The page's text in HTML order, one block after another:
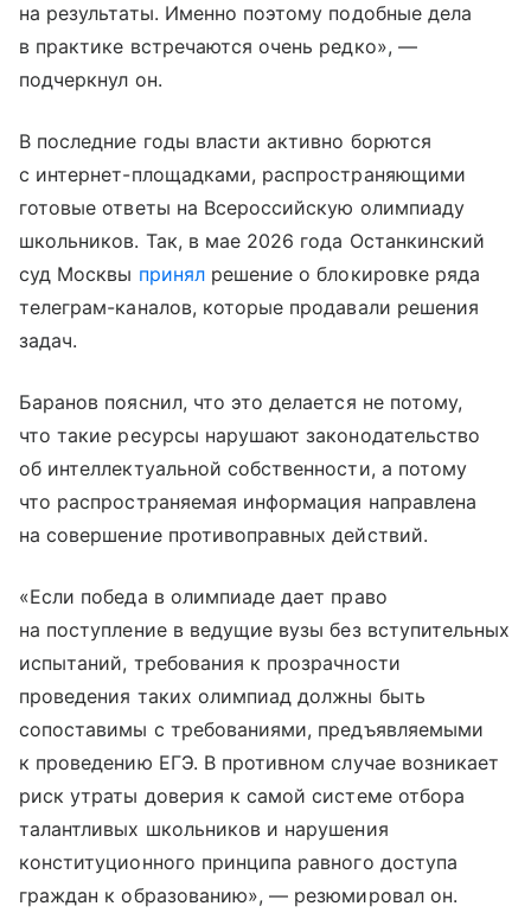
на результаты. Именно поэтому подобные дела
в практике встречаются очень редко», —
подчеркнул он.
В последние годы власти активно борются
с интернет-площадками, распространяющими
готовые ответы на Всероссийскую олимпиаду
школьников. Так, в мае 2026 года Останкинский
суд Москвы принялрешение о блокировке ряда
телеграм-каналов, которые продавали решения
задач.
Баранов пояснил, что это делается не потому,
что такие ресурсы нарушают законодательство
об интеллектуальной собственности, а потому
что распространяемая информация направлена
на совершение противоправных действий.
«Если победа в олимпиаде дает право
на поступление в ведущие вузы без вступительных
испытаний, требования к прозрачности
проведения таких олимпиад должны быть
сопоставимы с требованиями, предъявляемыми
к проведению ЕГЭ. В противном случае возникает
риск утраты доверия к самой системе отбора
талантливых школьников и нарушения
конституционного принципа равного доступа
граждан к образованию», — резюмировал он.